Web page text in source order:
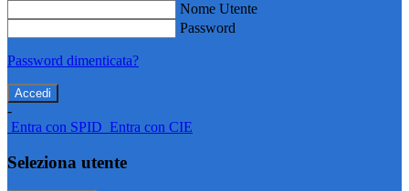
Nome Utente
Password
Password dimenticata?
-
Entra con SPID Entra con CIE
Seleziona utente